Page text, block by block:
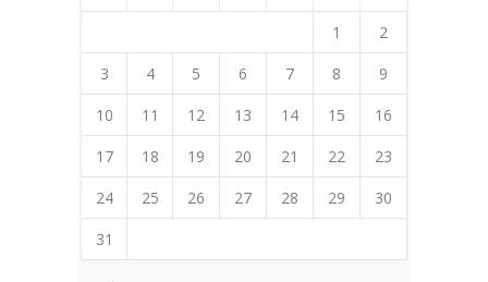
1
2
3
4 5 6 7 8
9
10
11 12 13 14 15
16
17
18 19 20 21 22
23
24
25 26 27 28 29
30
31